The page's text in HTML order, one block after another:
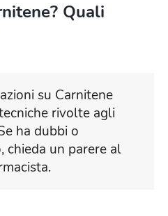
Quali
su Carnitene
rivolte agli
ha dubbi o
chieda un parere al